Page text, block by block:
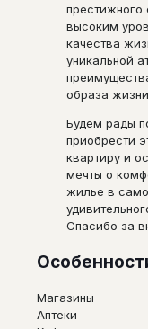
престижного
высоким
качества
уникальной
образа
Будем рады
приобрести
квартиру и
мечты о
жилье в
Спасибо за
Магазины
Аптеки